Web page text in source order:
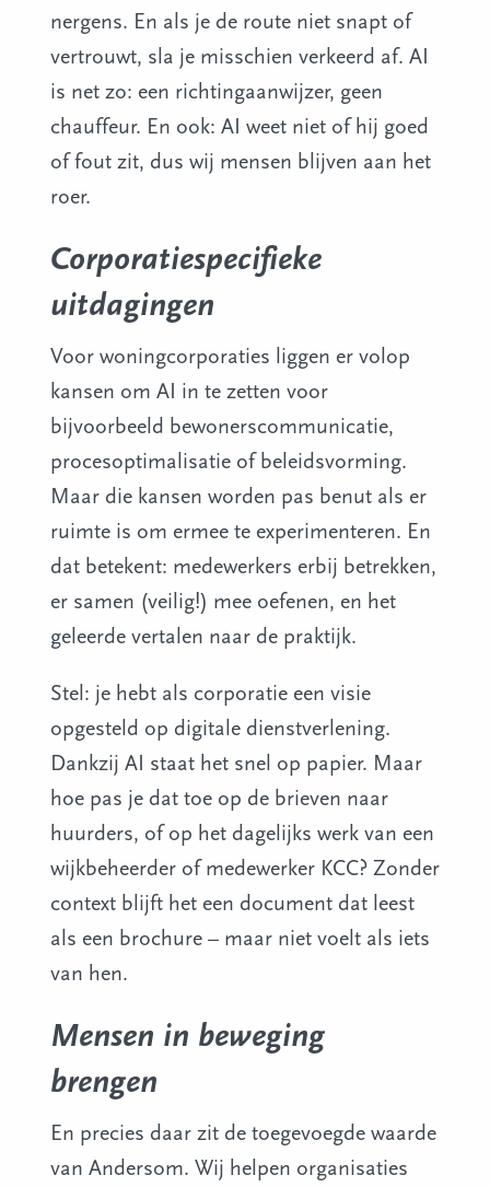
nergens. En als je de route niet snapt of
vertrouwt, sla je misschien verkeerd af. AI
is net zo: een richtingaanwijzer, geen
chauffeur. En ook: AI weet niet of hij goed
of fout zit, dus wij mensen blijven aan het
roer.
Corporatiespecifieke
uitdagingen
Voor woningcorporaties liggen er volop
kansen om AI in te zetten voor
bijvoorbeeld bewonerscommunicatie,
procesoptimalisatie of beleidsvorming.
Maar die kansen worden pas benut als er
ruimte is om ermee te experimenteren. En
dat betekent: medewerkers erbij betrekken,
er samen (veilig!) mee oefenen, en het
geleerde vertalen naar de praktijk.
Stel: je hebt als corporatie een visie
opgesteld op digitale dienstverlening.
Dankzij AI staat het snel op papier. Maar
hoe pas je dat toe op de brieven naar
huurders, of op het dagelijks werk van een
wijkbeheerder of medewerker KCC? Zonder
context blijft het een document dat leest
als een brochure – maar niet voelt als iets
van hen.
Mensen in beweging
brengen
En precies daar zit de toegevoegde waarde
van Andersom. Wij helpen organisaties